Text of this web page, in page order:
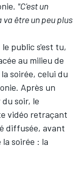
"C'est un
être un peu plus
le public s'est tu,
au milieu de
soirée, celui du
Après un
soir, le
vidéo retraçant
diffusée, avant
soirée : la